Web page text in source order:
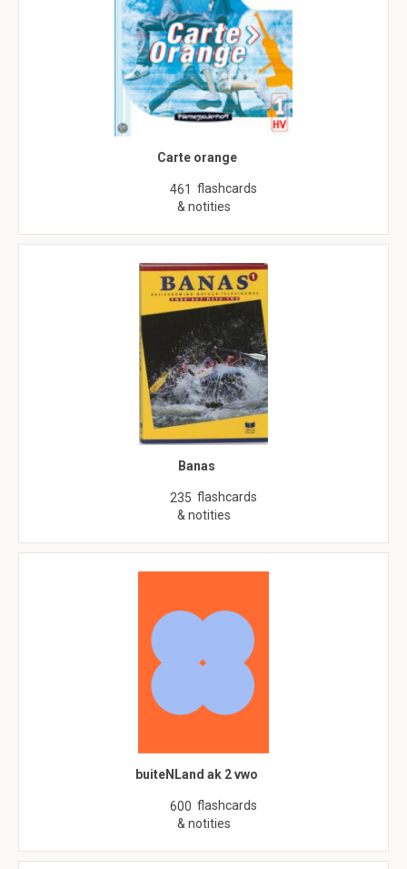
Carte orange
461 flashcards
& notities
Banas
235 flashcards
& notities
buiteNLand ak 2 vwo
600 flashcards
& notities